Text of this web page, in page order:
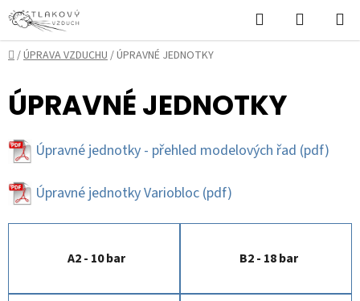
Přejít
na
obsah
Hledat
KOŠÍK
Domů
/ÚPRAVA VZDUCHU/ÚPRAVNÉ JEDNOTKY
ÚPRAVNÉ JEDNOTKY
Úpravné jednotky - přehled modelových řad (pdf)
Úpravné jednotky Variobloc (pdf)
A2 - 10 bar B2 - 18 bar